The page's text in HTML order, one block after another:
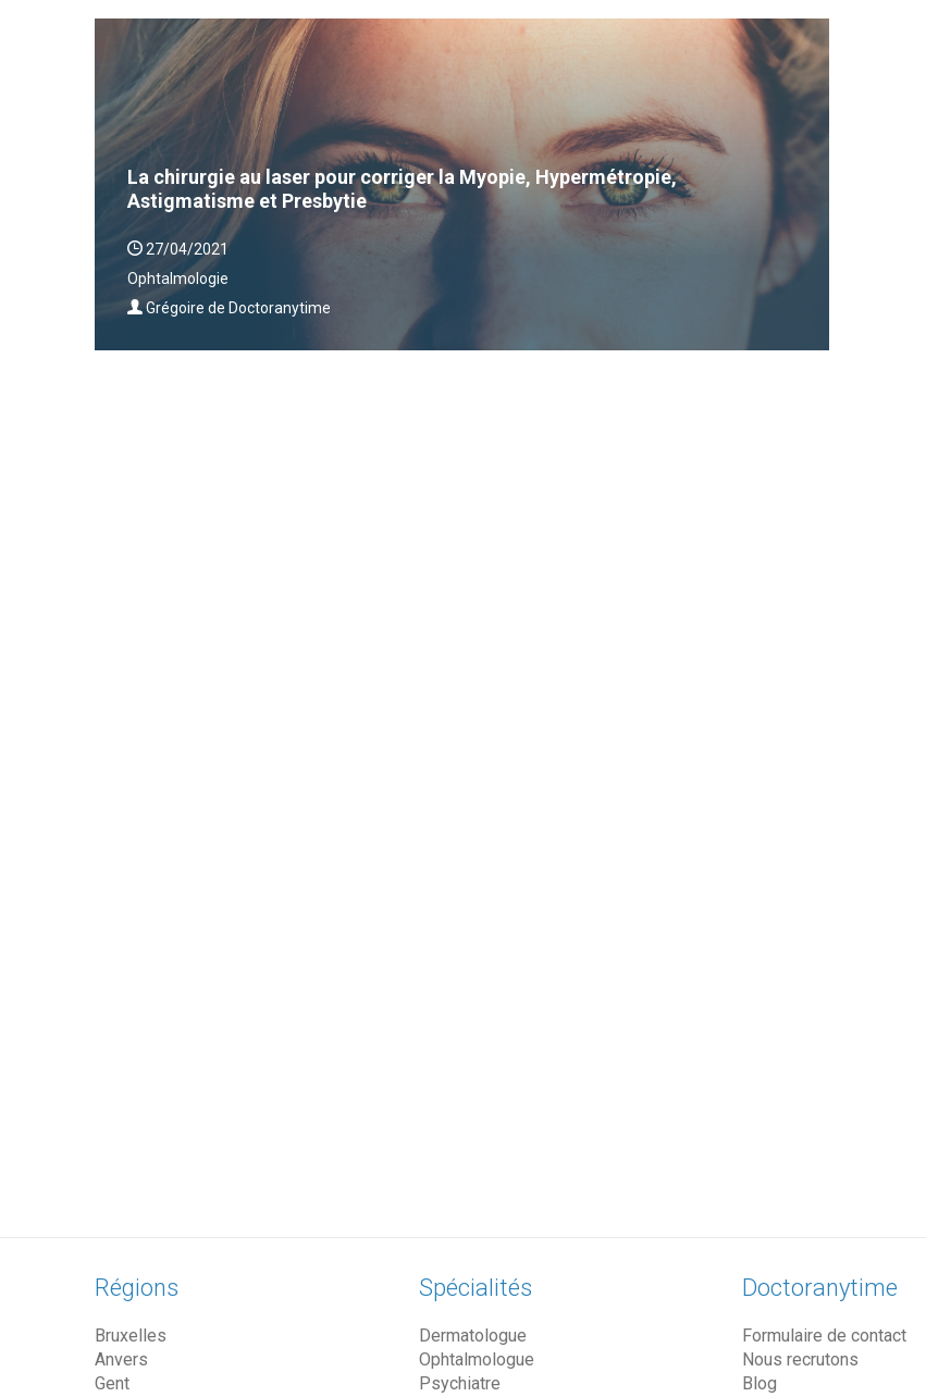
La chirurgie au laser pour corriger la Myopie, Hypermétropie,
Astigmatisme et Presbytie
27/04/2021
Ophtalmologie
Grégoire de Doctoranytime
Régions
Bruxelles
Anvers
Gent
Spécialités
Dermatologue
Ophtalmologue
Psychiatre
Doctoranytime
Formulaire de contact
Nous recrutons
Blog